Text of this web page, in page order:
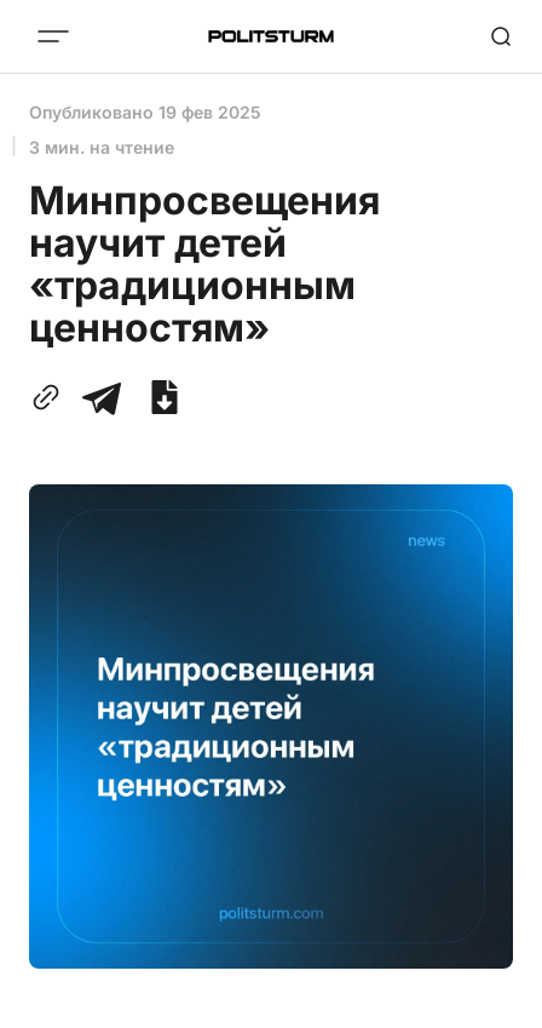
Опубликовано 19 фев 2025
3 мин. на чтение
Минпросвещения
научит детей
«традиционным
ценностям»